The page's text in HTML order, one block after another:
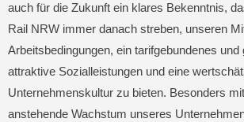
auch für die Zukunft ein klares Bekenntnis,
Rail NRW immer danach streben, unseren
Arbeitsbedingungen, ein tarifgebundenes und
attraktive Sozialleistungen und eine
Unternehmenskultur zu bieten. Besonders
anstehende Wachstum unseres